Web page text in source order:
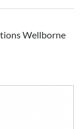
Wellborne